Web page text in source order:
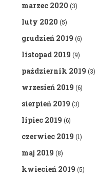
marzec 2020 (3)
luty 2020 (5)
grudzień 2019 (6)
listopad 2019 (9)
październik 2019 (3)
wrzesień 2019 (6)
sierpień 2019 (3)
lipiec 2019 (6)
czerwiec 2019 (1)
maj 2019 (8)
kwiecień 2019 (5)